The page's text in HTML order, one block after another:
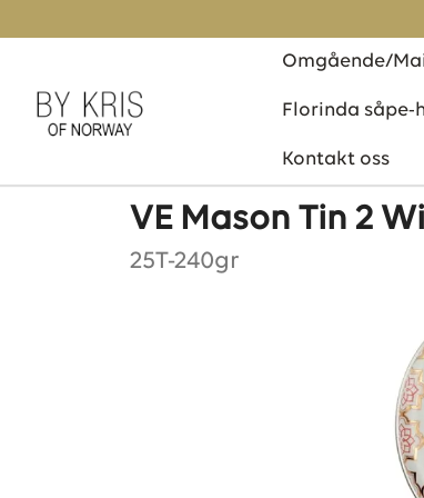
Omgående/
Florinda såpe-
Kontakt oss
VE Mason Tin 2
25T-240gr